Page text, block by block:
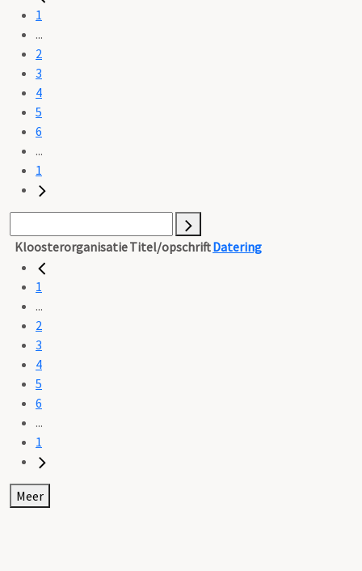
1
...
2
3
4
5
6
...
1
KloosterorganisatieTitel/opschriftDatering
1
...
2
3
4
5
6
...
1
Meer